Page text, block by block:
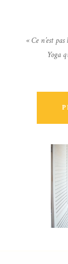
« Ce n’est
Yoga